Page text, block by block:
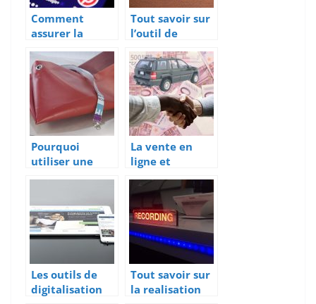
Comment
assurer la
communication
digitale de
votre
entreprise?
Tout savoir sur
l’outil de
gestion de
projet Tuleap
Pourquoi
utiliser une
bâche
La vente en
ligne et
l’univers de
l’automobile
Les outils de
digitalisation
Tout savoir sur
la realisation